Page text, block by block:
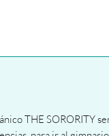
THE SORORITY